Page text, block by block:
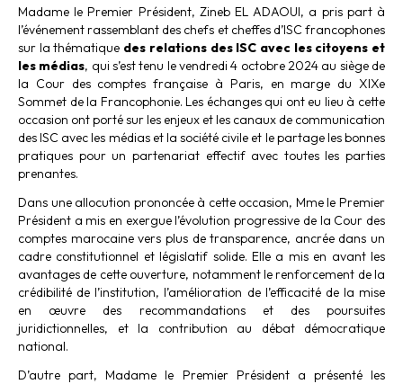
Madame le Premier Président, Zineb EL ADAOUI, a pris part à
l’événement rassemblant des chefs et cheffes d’ISC francophones
sur la thématique des relations des ISC avec les citoyens et
les médias, qui s’est tenu le vendredi 4 octobre 2024 au siège de
la Cour des comptes française à Paris, en marge du XIXe
Sommet de la Francophonie. Les échanges qui ont eu lieu à cette
occasion ont porté sur les enjeux et les canaux de communication
des ISC avec les médias et la société civile et le partage les bonnes
pratiques pour un partenariat effectif avec toutes les parties
prenantes.
Dans une allocution prononcée à cette occasion, Mme le Premier
Président a mis en exergue l’évolution progressive de la Cour des
comptes marocaine vers plus de transparence, ancrée dans un
cadre constitutionnel et législatif solide. Elle a mis en avant les
avantages de cette ouverture, notamment le renforcement de la
crédibilité de l’institution, l’amélioration de l’efficacité de la mise
en œuvre des recommandations et des poursuites
juridictionnelles, et la contribution au débat démocratique
national.
D’autre part, Madame le Premier Président a présenté les